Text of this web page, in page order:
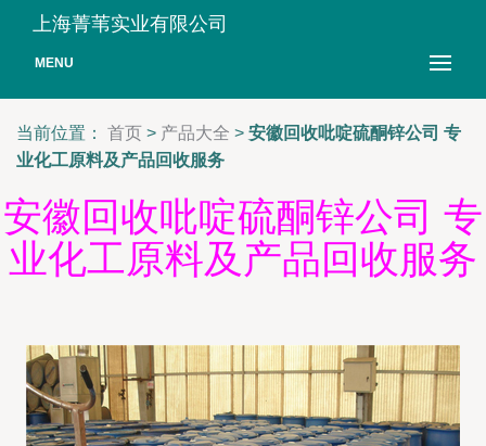
上海菁苇实业有限公司
MENU
当前位置： 首页 > 产品大全 > 安徽回收吡啶硫酮锌公司 专
业化工原料及产品回收服务
安徽回收吡啶硫酮锌公司 专
业化工原料及产品回收服务